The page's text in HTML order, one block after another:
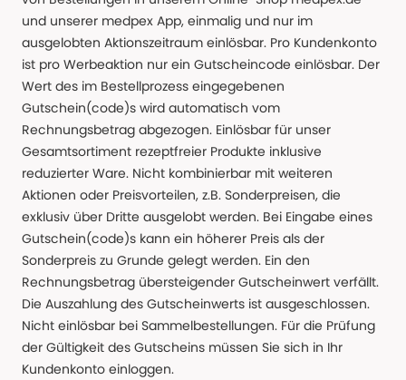
und unserer medpex App, einmalig und nur im
ausgelobten Aktionszeitraum einlösbar. Pro Kundenkonto
ist pro Werbeaktion nur ein Gutscheincode einlösbar. Der
Wert des im Bestellprozess eingegebenen
Gutschein(code)s wird automatisch vom
Rechnungsbetrag abgezogen. Einlösbar für unser
Gesamtsortiment rezeptfreier Produkte inklusive
reduzierter Ware. Nicht kombinierbar mit weiteren
Aktionen oder Preisvorteilen, z.B. Sonderpreisen, die
exklusiv über Dritte ausgelobt werden. Bei Eingabe eines
Gutschein(code)s kann ein höherer Preis als der
Sonderpreis zu Grunde gelegt werden. Ein den
Rechnungsbetrag übersteigender Gutscheinwert verfällt.
Die Auszahlung des Gutscheinwerts ist ausgeschlossen.
Nicht einlösbar bei Sammelbestellungen. Für die Prüfung
der Gültigkeit des Gutscheins müssen Sie sich in Ihr
Kundenkonto einloggen.